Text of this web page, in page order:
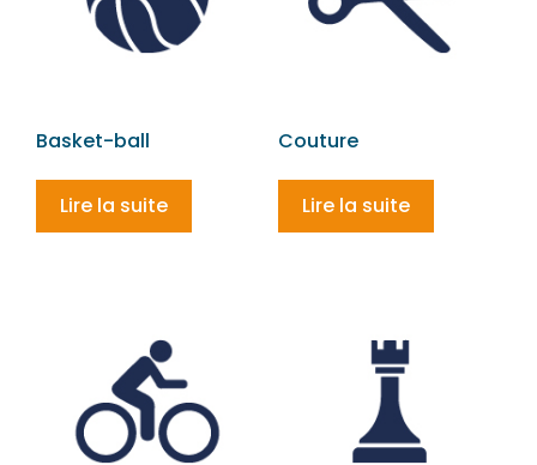
Basket-ball
Lire la suite
Couture
Lire la suite